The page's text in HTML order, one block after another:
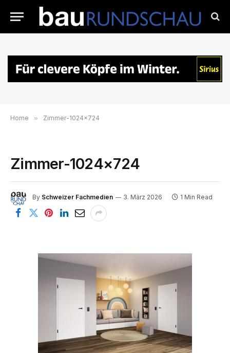
Home » Zimmer-1024×724
Zimmer-1024×724
By Schweizer Fachmedien 3. März 2026 1 Min Read